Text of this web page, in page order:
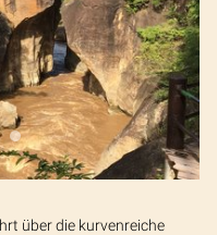
über die kurvenreiche